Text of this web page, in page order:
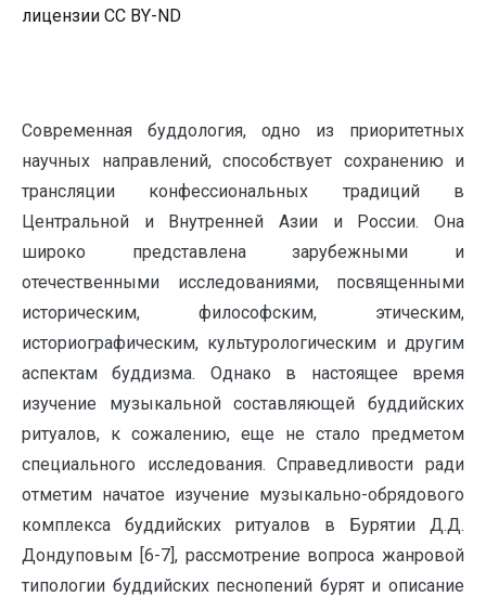
лицензии CC BY-ND
Современная буддология, одно из приоритетных
научных направлений, способствует сохранению и
трансляции конфессиональных традиций в
Центральной и Внутренней Азии и России. Она
широко представлена зарубежными и
отечественными исследованиями, посвященными
историческим, философским, этическим,
историографическим, культурологическим и другим
аспектам буддизма. Однако в настоящее время
изучение музыкальной составляющей буддийских
ритуалов, к сожалению, еще не стало предметом
специального исследования. Справедливости ради
отметим начатое изучение музыкально-обрядового
комплекса буддийских ритуалов в Бурятии Д.Д.
Дондуповым [6-7], рассмотрение вопроса жанровой
типологии буддийских песнопений бурят и описание